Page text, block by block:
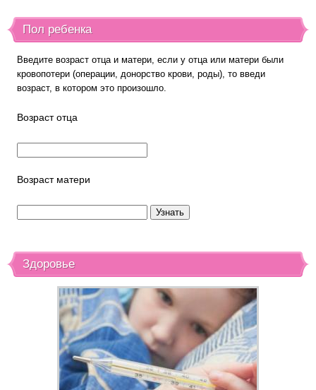
Пол ребенка
Введите возраст отца и матери, если у отца или матери были
кровопотери (операции, донорство крови, роды), то введи
возраст, в котором это произошло.
Возраст отца
Возраст матери
Здоровье